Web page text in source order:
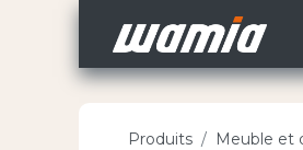
Produits Meuble et